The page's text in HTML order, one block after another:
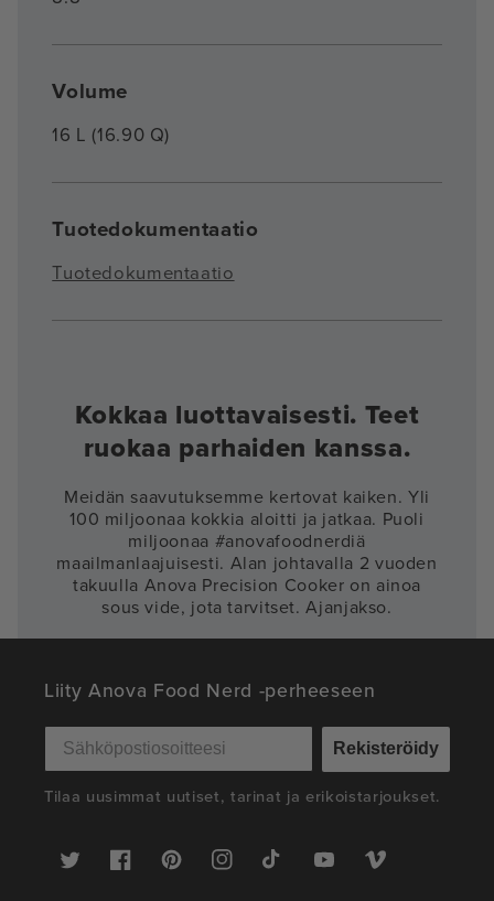
Volume
16 L (16.90 Q)
Tuotedokumentaatio
Tuotedokumentaatio
Kokkaa luottavaisesti. Teet
ruokaa parhaiden kanssa.
Meidän saavutuksemme kertovat kaiken. Yli
100 miljoonaa kokkia aloitti ja jatkaa. Puoli
miljoonaa #anovafoodnerdiä
maailmanlaajuisesti. Alan johtavalla 2 vuoden
takuulla Anova Precision Cooker on ainoa
sous vide, jota tarvitset. Ajanjakso.
Liity Anova Food Nerd -perheeseen
Rekisteröidy
Tilaa uusimmat uutiset, tarinat ja erikoistarjoukset.
Twitter FacebookPinterestInstagramTikTok YouTubeVimeo